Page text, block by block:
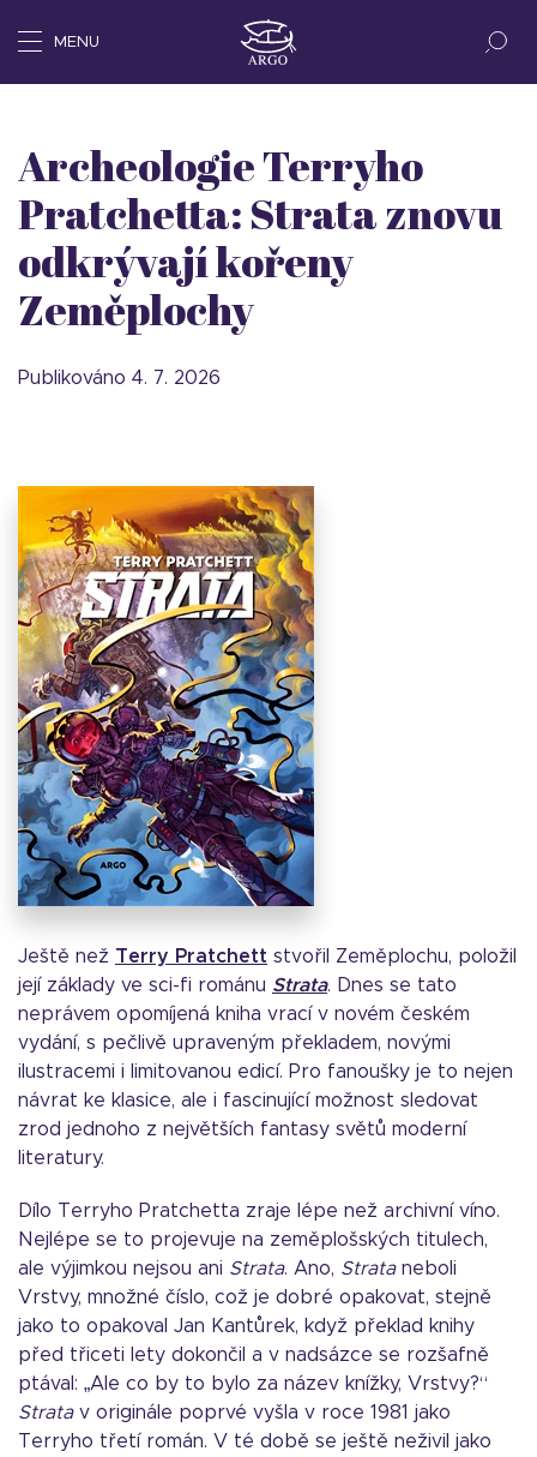
MENU
Archeologie Terryho
Pratchetta: Strata znovu
odkrývají kořeny
Zeměplochy
Publikováno 4. 7. 2026
Ještě než Terry Pratchett stvořil Zeměplochu, položil
její základy ve sci-fi románu Strata. Dnes se tato
neprávem opomíjená kniha vrací v novém českém
vydání, s pečlivě upraveným překladem, novými
ilustracemi i limitovanou edicí. Pro fanoušky je to nejen
návrat ke klasice, ale i fascinující možnost sledovat
zrod jednoho z největších fantasy světů moderní
literatury.
Dílo Terryho Pratchetta zraje lépe než archivní víno.
Nejlépe se to projevuje na zeměplošských titulech,
ale výjimkou nejsou ani Strata. Ano, Strataneboli
Vrstvy, množné číslo, což je dobré opakovat, stejně
jako to opakoval Jan Kantůrek, když překlad knihy
před třiceti lety dokončil a v nadsázce se rozšafně
ptával: „Ale co by to bylo za název knížky, Vrstvy?“
Stratav originále poprvé vyšla v roce 1981 jako
Terryho třetí román. V té době se ještě neživil jako